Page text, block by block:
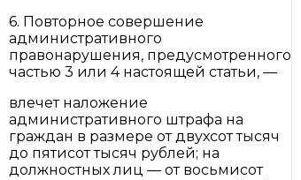
6. Повторное совершение
административного
правонарушения, предусмотренного
частью 3 или 4 настоящей статьи, —
влечет наложение
административного штрафа на
граждан в размере от двухсот тысяч
до пятисот тысяч рублей; на
должностных лиц — от восьмисот